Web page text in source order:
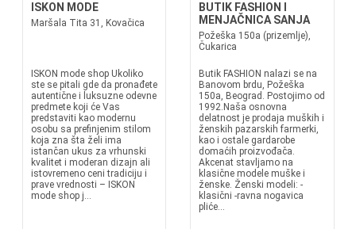
ISKON MODE
Maršala Tita 31, Kovačica
ISKON mode shop Ukoliko
ste se pitali gde da pronađete
autentične i luksuzne odevne
predmete koji će Vas
predstaviti kao modernu
osobu sa prefinjenim stilom
koja zna šta želi ima
istančan ukus za vrhunski
kvalitet i moderan dizajn ali
istovremeno ceni tradiciju i
prave vrednosti – ISKON
mode shop j...
BUTIK FASHION I
MENJAČNICA SANJA
Požeška 150a (prizemlje),
Čukarica
Butik FASHION nalazi se na
Banovom brdu, Požeška
150a, Beograd. Postojimo od
1992.Naša osnovna
delatnost je prodaja muških i
ženskih pazarskih farmerki,
kao i ostale gardarobe
domaćih proizvođača.
Akcenat stavljamo na
klasične modele muške i
ženske. Ženski modeli: -
klasični -ravna nogavica
pliće...